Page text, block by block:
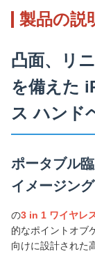
製品の説
凸面、リ
を備えた
ス ハンド
ポータブル
イメージン
の3 in 1 ワイヤレ
的なポイントオブ
向けに設計された